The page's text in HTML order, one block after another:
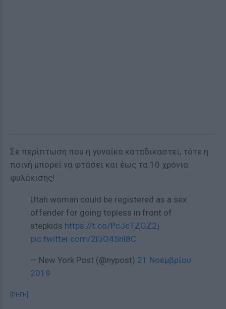
Σε περίπτωση που η γυναίκα καταδικαστεί, τότε η
ποινή μπορεί να φτάσει και έως τα 10 χρόνια
φυλάκισης!
Utah woman could be registered as a sex
offender for going topless in front of
stepkids https://t.co/PcJcTZGZ2j
pic.twitter.com/2l5O4Snl8C
— New York Post (@nypost) 21 Νοεμβρίου
2019
[ΠΗΓΗ]